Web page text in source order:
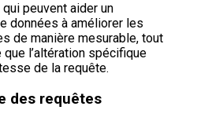
peuvent aider un
données à améliorer les
de manière mesurable, tout
l’altération spécifique
de la requête.
des requêtes